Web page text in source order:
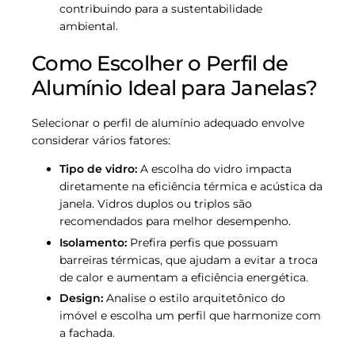
contribuindo para a sustentabilidade
ambiental.
Como Escolher o Perfil de
Alumínio Ideal para Janelas?
Selecionar o perfil de alumínio adequado envolve
considerar vários fatores:
Tipo de vidro: A escolha do vidro impacta
diretamente na eficiência térmica e acústica da
janela. Vidros duplos ou triplos são
recomendados para melhor desempenho.
Isolamento: Prefira perfis que possuam
barreiras térmicas, que ajudam a evitar a troca
de calor e aumentam a eficiência energética.
Design: Analise o estilo arquitetônico do
imóvel e escolha um perfil que harmonize com
a fachada.